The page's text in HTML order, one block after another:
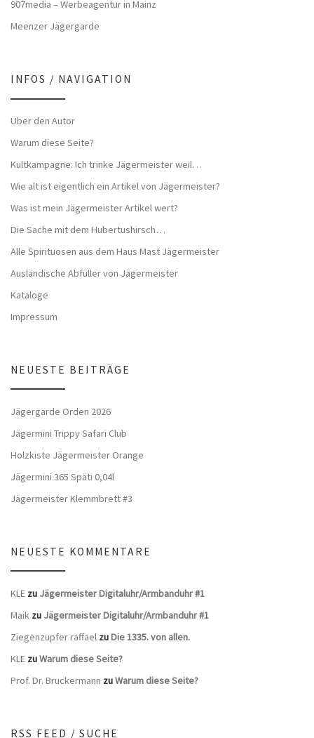
907media – Werbeagentur in Mainz
Meenzer Jägergarde
INFOS / NAVIGATION
Über den Autor
Warum diese Seite?
Kultkampagne: Ich trinke Jägermeister weil…
Wie alt ist eigentlich ein Artikel von Jägermeister?
Was ist mein Jägermeister Artikel wert?
Die Sache mit dem Hubertushirsch…
Alle Spirituosen aus dem Haus Mast Jägermeister
Ausländische Abfüller von Jägermeister
Kataloge
Impressum
NEUESTE BEITRÄGE
Jägergarde Orden 2026
Jägermini Trippy Safari Club
Holzkiste Jägermeister Orange
Jägermini 365 Späti 0,04l
Jägermeister Klemmbrett #3
NEUESTE KOMMENTARE
KLE zu Jägermeister Digitaluhr/Armbanduhr #1
Maik zu Jägermeister Digitaluhr/Armbanduhr #1
Ziegenzupfer raffael zuDie 1335. von allen.
KLE zuWarum diese Seite?
Prof. Dr. Bruckermann zuWarum diese Seite?
RSS FEED / SUCHE